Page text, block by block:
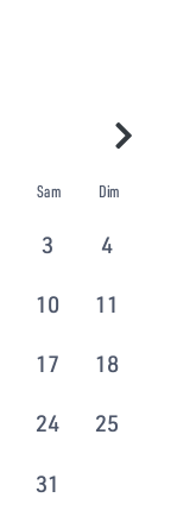
Sam Dim
3 4
10 11
17 18
24 25
31